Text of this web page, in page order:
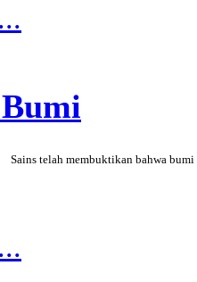
Sains telah membuktikan bahwa